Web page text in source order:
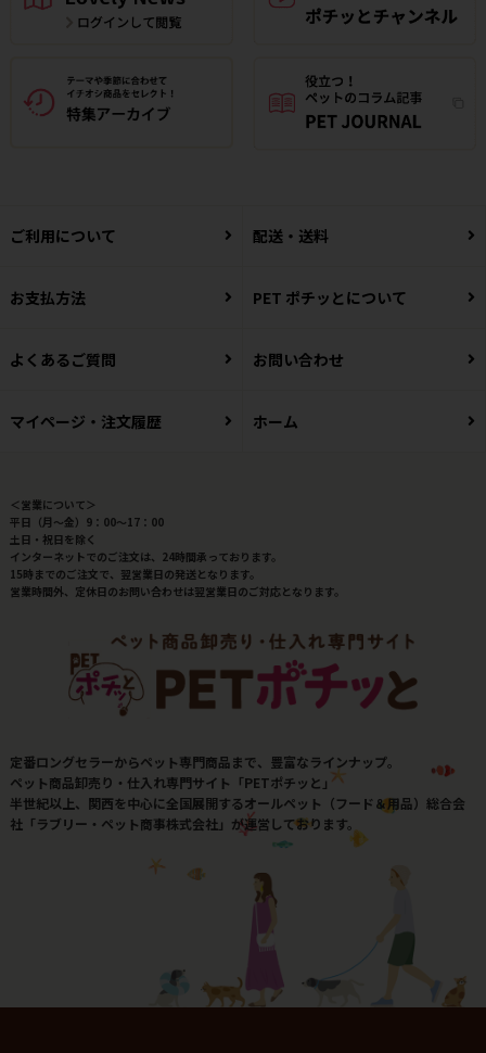
ご利用について 配送・送料
お支払方法 PET ポチッとについて
よくあるご質問 お問い合わせ
マイページ・注文履歴 ホーム
＜営業について＞
平日（月～金）9：00～17：00
土日・祝日を除く
インターネットでのご注文は、24時間承っております。
15時までのご注文で、翌営業日の発送となります。
営業時間外、定休日のお問い合わせは翌営業日のご対応となります。
定番ロングセラーからペット専門商品まで、豊富なラインナップ。
ペット商品卸売り・仕入れ専門サイト「PETポチッと」
半世紀以上、関西を中心に全国展開するオールペット（フード＆用品）総合会
社「ラブリー・ペット商事株式会社」が運営しております。